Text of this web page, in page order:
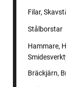
Filar,
Stålborstar
Hammare,
Bräckjärn,